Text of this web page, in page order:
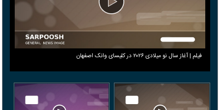
فیلم | آغاز سال نو میلادی ۲۰۲۶ در کلیسای وانک اصفهان